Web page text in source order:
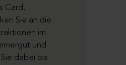
Card,
Sie an die
im
und
dabei bis